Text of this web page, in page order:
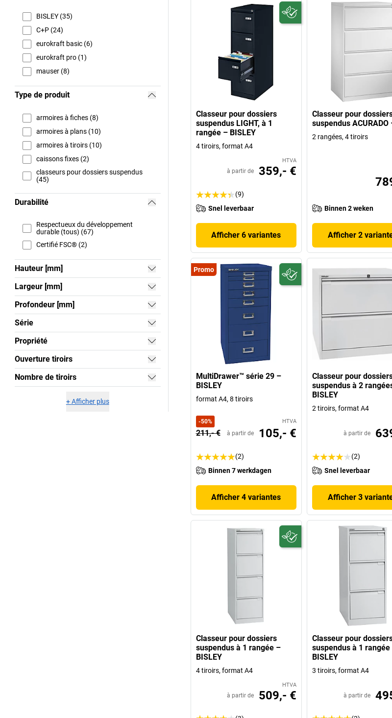
BISLEY (35)
C+P (24)
eurokraft basic (6)
eurokraft pro (1)
mauser (8)
Type de produit
armoires à fiches (8)
armoires à plans (10)
armoires à tiroirs (10)
caissons fixes (2)
classeurs pour dossiers suspendus
(45)
Durabilité
Respectueux du développement
durable (tous) (67)
Certifié FSC® (2)
Hauteur [mm]
Largeur [mm]
Profondeur [mm]
Série
Propriété
Ouverture tiroirs
Nombre de tiroirs
+Afficher plus
Classeur pour dossiers
suspendus LIGHT, à 1
rangée – BISLEY
4 tiroirs, format A4
HTVA
à partir de 359,- €
(9)
Snel leverbaar
Afficher 6 variantes
Classeur pour
suspendus ACURADO
2 rangées, 4 tiroirs
Binnen 2 weken
Afficher 2
Promo
MultiDrawer™ série 29 –
BISLEY
format A4, 8 tiroirs
-50% HTVA
211,- € à partir de 105,- €
(2)
Binnen 7 werkdagen
Afficher 4 variantes
Classeur pour
suspendus à 2
BISLEY
2 tiroirs, format A4
à partir de
(2)
Snel leverbaar
Afficher 3
Classeur pour dossiers
suspendus à 1 rangée –
BISLEY
4 tiroirs, format A4
HTVA
à partir de 509,- €
Classeur pour
suspendus à 1 rangée
BISLEY
3 tiroirs, format A4
à partir de